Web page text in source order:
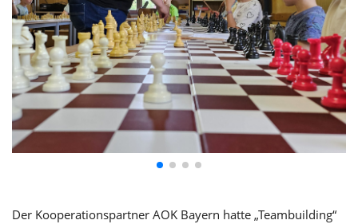
Der Kooperationspartner AOK Bayern hatte „Teambuilding“